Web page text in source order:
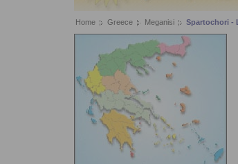
Home Greece Meganisi Spartochori -